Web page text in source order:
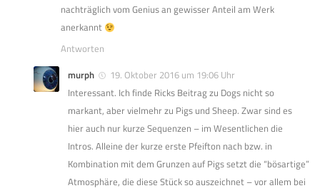
nachträglich vom Genius an gewisser Anteil am Werk
anerkannt
Antworten
murph
19. Oktober 2016 um 19:06 Uhr
Interessant. Ich finde Ricks Beitrag zu Dogs nicht so
markant, aber vielmehr zu Pigs und Sheep. Zwar sind es
hier auch nur kurze Sequenzen – im Wesentlichen die
Intros. Alleine der kurze erste Pfeifton nach bzw. in
Kombination mit dem Grunzen auf Pigs setzt die “bösartige”
Atmosphäre, die diese Stück so auszeichnet – vor allem bei